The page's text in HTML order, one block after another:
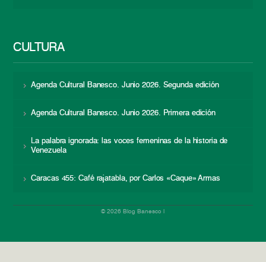
CULTURA
Agenda Cultural Banesco. Junio 2026. Segunda edición
Agenda Cultural Banesco. Junio 2026. Primera edición
La palabra ignorada: las voces femeninas de la historia de
Venezuela
Caracas 455: Café rajatabla, por Carlos «Caque» Armas
© 2026 Blog Banesco |